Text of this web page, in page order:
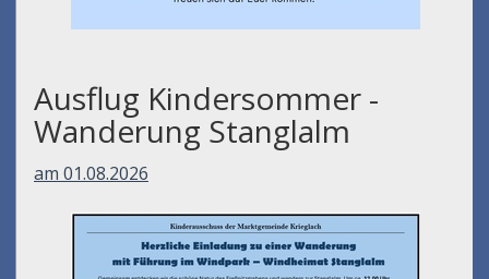
Ausflug Kindersommer -
Wanderung Stanglalm
am 01.08.2026